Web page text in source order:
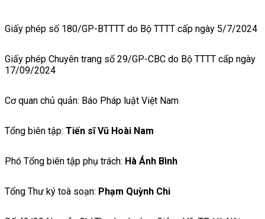
Giấy phép số 180/GP-BTTTT do Bộ TTTT cấp ngày 5/7/2024
Giấy phép Chuyên trang số 29/GP-CBC do Bộ TTTT cấp ngày
17/09/2024
Cơ quan chủ quản: Báo Pháp luật Việt Nam
Tổng biên tập: Tiến sĩ Vũ Hoài Nam
Phó Tổng biên tập phụ trách: Hà Ánh Bình
Tổng Thư ký toà soạn: Phạm Quỳnh Chi